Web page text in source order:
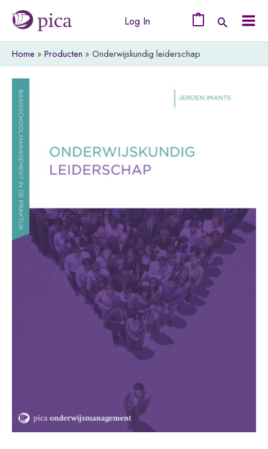
naar
de
inhoud
Log In
Home Producten Onderwijskundig leiderschap